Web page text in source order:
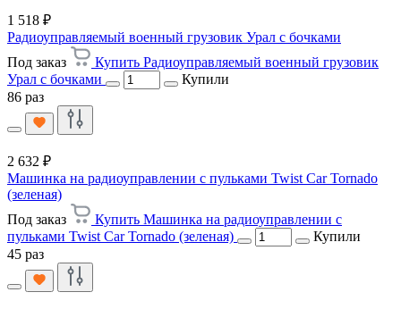
1 518 ₽
Радиоуправляемый военный грузовик Урал c бочками
Под заказ
Купить Радиоуправляемый военный грузовик
Урал c бочками
Купили
86 раз
2 632 ₽
Машинка на радиоуправлении с пульками Twist Car Tornado
(зеленая)
Под заказ
Купить Машинка на радиоуправлении с
пульками Twist Car Tornado (зеленая)
Купили
45 раз